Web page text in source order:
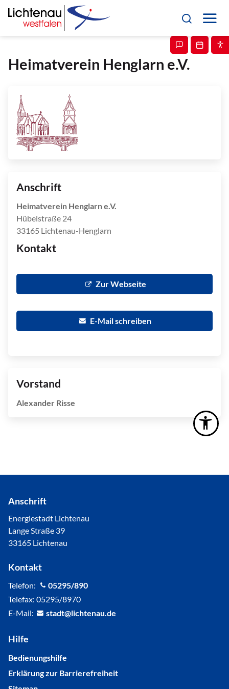
Heimatverein Henglarn e.V.
Anschrift
Heimatverein Henglarn e.V.
Hübelstraße 24
33165 Lichtenau-Henglarn
Kontakt
Zur Webseite
E-Mail schreiben
Vorstand
Alexander Risse
Anschrift
Energiestadt Lichtenau
Lange Straße 39
33165 Lichtenau
Kontakt
Telefon:
05295/890
Telefax: 05295/8970
E-Mail:
st dt l cht n d
Hilfe
Bedienungshilfe
Erklärung zur Barrierefreiheit